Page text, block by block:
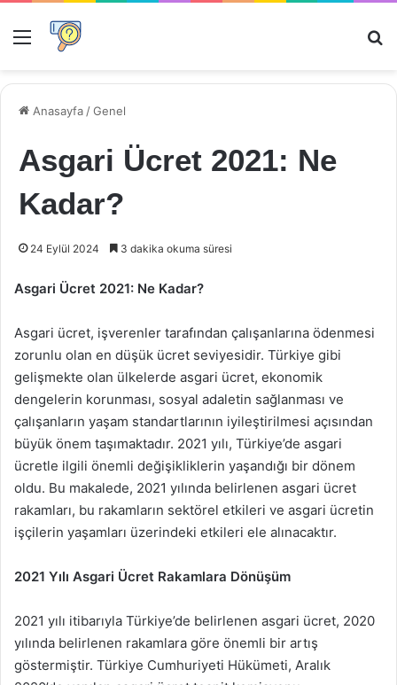
Menü
Anasayfa /Genel
Asgari Ücret 2021: Ne
Kadar?
24 Eylül 2024 3 dakika okuma süresi
Asgari Ücret 2021: Ne Kadar?
Asgari ücret, işverenler tarafından çalışanlarına ödenmesi
zorunlu olan en düşük ücret seviyesidir. Türkiye gibi
gelişmekte olan ülkelerde asgari ücret, ekonomik
dengelerin korunması, sosyal adaletin sağlanması ve
çalışanların yaşam standartlarının iyileştirilmesi açısından
büyük önem taşımaktadır. 2021 yılı, Türkiye’de asgari
ücretle ilgili önemli değişikliklerin yaşandığı bir dönem
oldu. Bu makalede, 2021 yılında belirlenen asgari ücret
rakamları, bu rakamların sektörel etkileri ve asgari ücretin
işçilerin yaşamları üzerindeki etkileri ele alınacaktır.
2021 Yılı Asgari Ücret Rakamlara Dönüşüm
2021 yılı itibarıyla Türkiye’de belirlenen asgari ücret, 2020
yılında belirlenen rakamlara göre önemli bir artış
göstermiştir. Türkiye Cumhuriyeti Hükümeti, Aralık